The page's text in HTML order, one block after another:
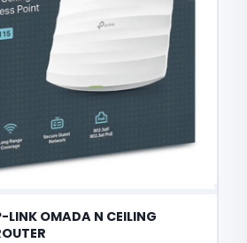
LINK OMADA N CEILING